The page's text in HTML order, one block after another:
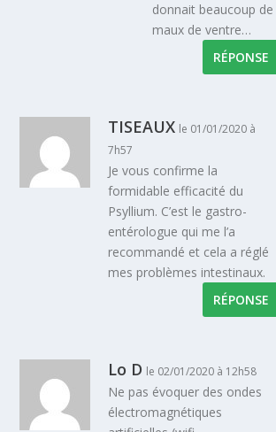
donnait beaucoup de
maux de ventre…
RÉPONSE
TISEAUX le 01/01/2020 à
7h57
Je vous confirme la
formidable efficacité du
Psyllium. C’est le gastro-
entérologue qui me l’a
recommandé et cela a réglé
mes problèmes intestinaux.
RÉPONSE
Lo D le 02/01/2020 à 12h58
Ne pas évoquer des ondes
électromagnétiques